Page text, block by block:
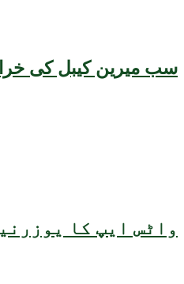
سب میرین کیبل کی
واٹس ایپ کا